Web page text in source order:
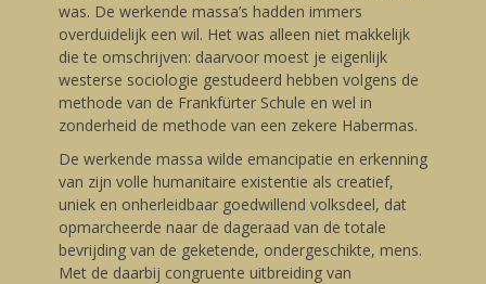
was. De werkende massa’s hadden immers
overduidelijk een wil. Het was alleen niet makkelijk
die te omschrijven: daarvoor moest je eigenlijk
westerse sociologie gestudeerd hebben volgens de
methode van de Frankfürter Schule en wel in
zonderheid de methode van een zekere Habermas.
De werkende massa wilde emancipatie en erkenning
van zijn volle humanitaire existentie als creatief,
uniek en onherleidbaar goedwillend volksdeel, dat
opmarcheerde naar de dageraad van de totale
bevrijding van de geketende, ondergeschikte, mens.
Met de daarbij congruente uitbreiding van